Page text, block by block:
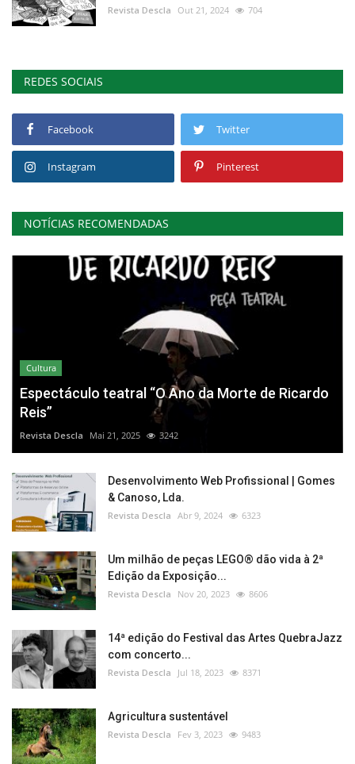
Revista Descla Out 21, 2024 704
REDES SOCIAIS
Facebook Twitter
Instagram Pinterest
NOTÍCIAS RECOMENDADAS
Cultura
Espectáculo teatral “O Ano da Morte de Ricardo
Reis”
Revista Descla Mai 21, 2025 3242
Desenvolvimento Web Profissional | Gomes
& Canoso, Lda.
Revista Descla Abr 9, 2024 6323
Um milhão de peças LEGO® dão vida à 2ª
Edição da Exposição...
Revista Descla Nov 20, 2023 8606
14ª edição do Festival das Artes QuebraJazz
com concerto...
Revista Descla Jul 18, 2023 8371
Agricultura sustentável
Revista Descla Fev 3, 2023 9483